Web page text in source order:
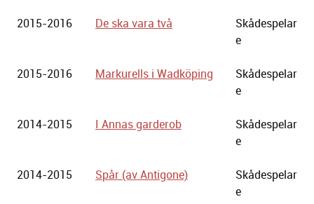
2015-2016 De ska vara två
Skådespelar
e
2015-2016 Markurells i Wadköping
Skådespelar
e
2014-2015 I Annas garderob
Skådespelar
e
2014-2015 Spår (av Antigone)
Skådespelar
e